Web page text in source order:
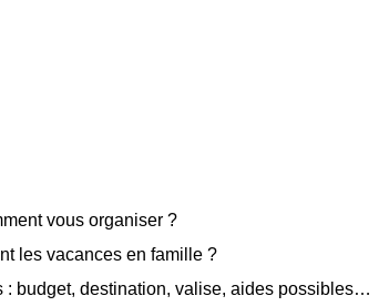
vous organiser ?
les vacances en famille ?
: budget, destination, valise, aides possibles…